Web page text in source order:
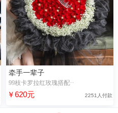
牵手一辈子
99枝卡罗拉红玫瑰搭配··
￥620元 2251人付款